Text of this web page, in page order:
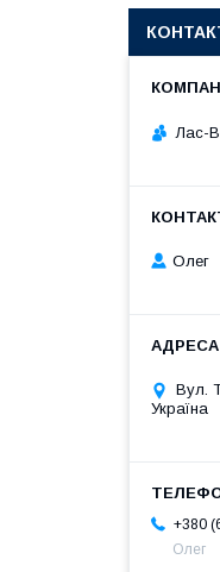
Лас-
Олег
Вул.
Україна
+380
Олег